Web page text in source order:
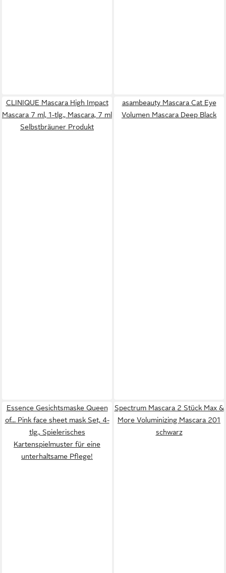
CLINIQUE Mascara High Impact
Mascara 7 ml, 1-tlg., Mascara, 7 ml
Selbstbräuner Produkt
asambeauty Mascara Cat Eye
Volumen Mascara Deep Black
Essence Gesichtsmaske Queen
of... Pink face sheet mask Set, 4-
tlg., Spielerisches
Kartenspielmuster für eine
unterhaltsame Pflege!
Spectrum Mascara 2 Stück Max &
More Voluminizing Mascara 201
schwarz